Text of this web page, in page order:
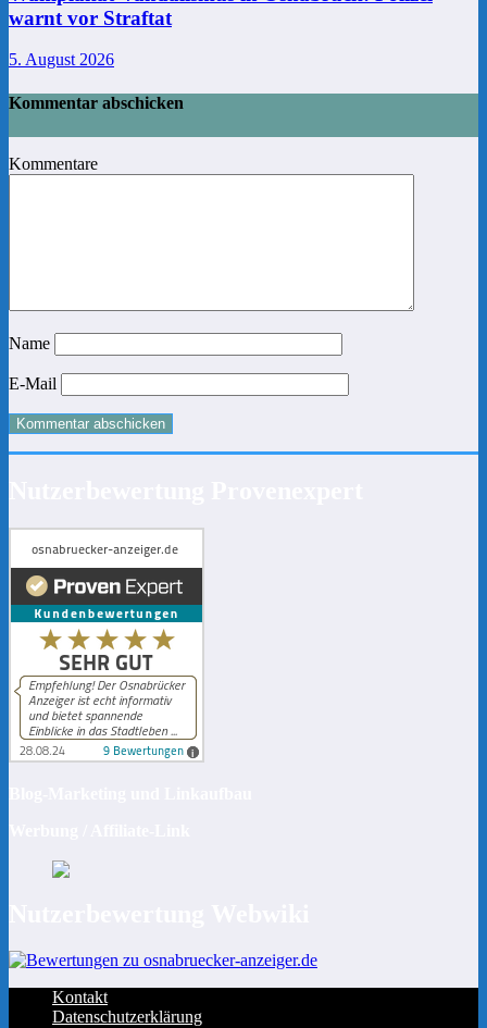
warnt vor Straftat
5. August 2026
Kommentar abschicken
Kommentare
Name
E-Mail
Kontakt
Datenschutzerklärung